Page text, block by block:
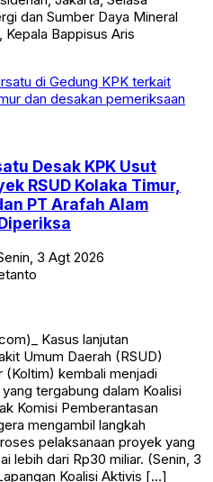
dan Sumber Daya Mineral
Kepala Bappisus Aris
Desak KPK Usut
RSUD Kolaka Timur,
PT Arafah Alam
3 Agt 2026
Kasus lanjutan
Umum Daerah (RSUD)
(Koltim) kembali menjadi
tergabung dalam Koalisi
Komisi Pemberantasan
mengambil langkah
pelaksanaan proyek yang
lebih dari Rp30 miliar. (Senin, 3
Koalisi Aktivis […]